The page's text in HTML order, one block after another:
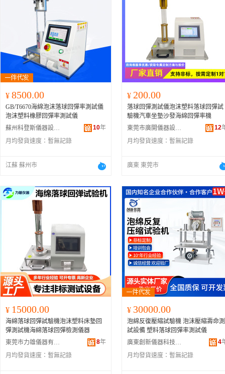
¥ 8500.00
GB/T6670海綿泡沫落球回彈率測試儀
泡沫塑料橡膠回彈率測試儀
蘇州科登斯儀器設備有限公司
10年
月均發貨速度： 暫無記錄
江蘇 蘇州市
¥ 200.00
落球回彈測試儀泡沫塑料落球回彈試
驗機汽車坐墊沙發海綿回彈率機
東莞市廣開儀器設備有限公司
12
月均發貨速度： 暫無記錄
廣東 東莞市
¥ 15000.00
海綿落球回彈試驗機泡沫塑料床墊回
彈測試機海綿落球回彈檢測儀器
東莞市力雄儀器有限公司
8年
月均發貨速度： 暫無記錄
¥ 30000.00
泡綿反復壓縮試驗機 泡沫壓縮壽命測
試設備 塑料落球回彈率測試儀
廣東創新儀器科技有限公司
4
月均發貨速度： 暫無記錄